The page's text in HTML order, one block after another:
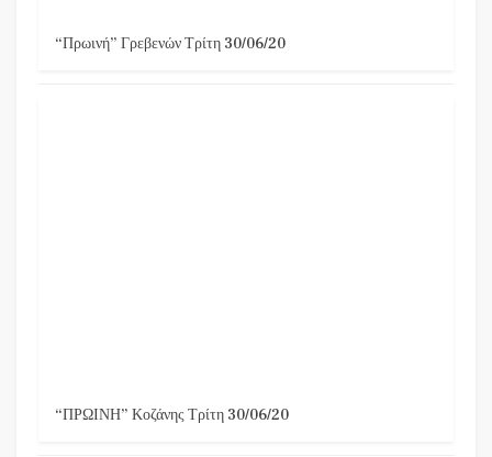
“Πρωινή” Γρεβενών Τρίτη 30/06/20
“ΠΡΩΙΝΗ” Κοζάνης Τρίτη 30/06/20